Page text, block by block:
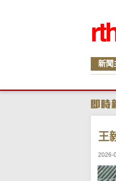
新聞
王
2026-